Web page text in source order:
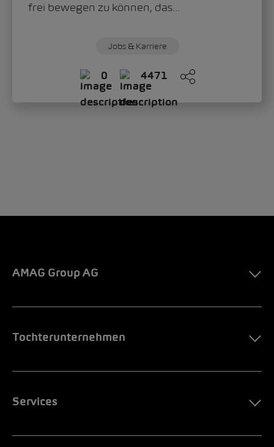
frei bewegen zu können, das...
Jobs & Karriere
0 4471
AMAG Group AG
Tochterunternehmen
Services